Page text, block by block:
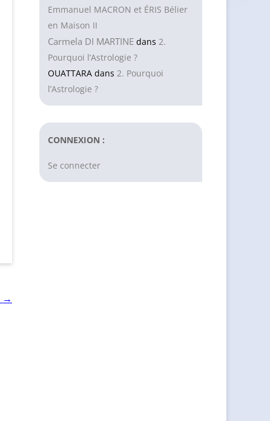
→
Emmanuel MACRON et ÉRIS Bélier
en Maison II
Carmela DI MARTINE dans 2.
Pourquoi l’Astrologie ?
OUATTARA dans 2. Pourquoi
l’Astrologie ?
CONNEXION :
Se connecter